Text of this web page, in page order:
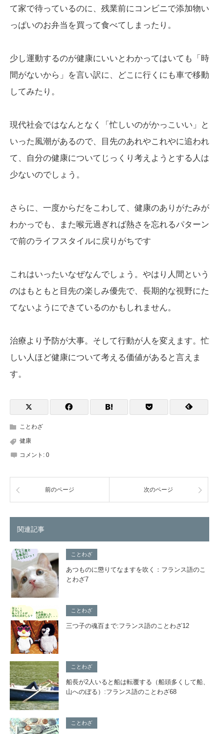
て家で待っているのに、残業前にコンビニで添加物い
っぱいのお弁当を買って食べてしまったり。
少し運動するのが健康にいいとわかってはいても「時
間がないから」を言い訳に、どこに行くにも車で移動
してみたり。
現代社会ではなんとなく「忙しいのがかっこいい」と
いった風潮があるので、目先のあれやこれやに追われ
て、自分の健康についてじっくり考えようとする人は
少ないのでしょう。
さらに、一度からだをこわして、健康のありがたみが
わかっでも、また喉元過ぎれば熱さを忘れるパターン
で前のライフスタイルに戻りがちです
これはいったいなぜなんでしょう。やはり人間という
のはもともと目先の楽しみ優先で、長期的な視野にた
てないようにできているのかもしれません。
治療より予防が大事。そして行動が人を変えます。忙
しい人ほど健康について考える価値があると言えま
す。
ことわざ
健康
コメント: 0
前のページ 次のページ
関連記事
ことわざ
あつものに懲りてなますを吹く：フランス語のこ
とわざ7
ことわざ
三つ子の魂百まで:フランス語のことわざ12
ことわざ
船長が2人いると船は転覆する（船頭多くして船、
山へのぼる）:フランス語のことわざ68
ことわざ